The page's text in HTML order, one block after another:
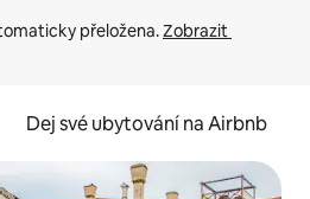
přeložena. Zobrazit
Dej své ubytování na Airbnb